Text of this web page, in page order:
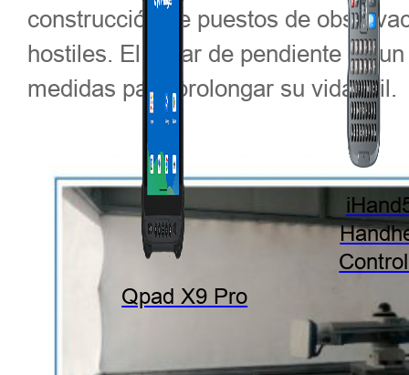
Qpad X9 Pro
construcción de puestos de
hostiles. El radar de pendiente es
medidas para prolongar su vida útil.